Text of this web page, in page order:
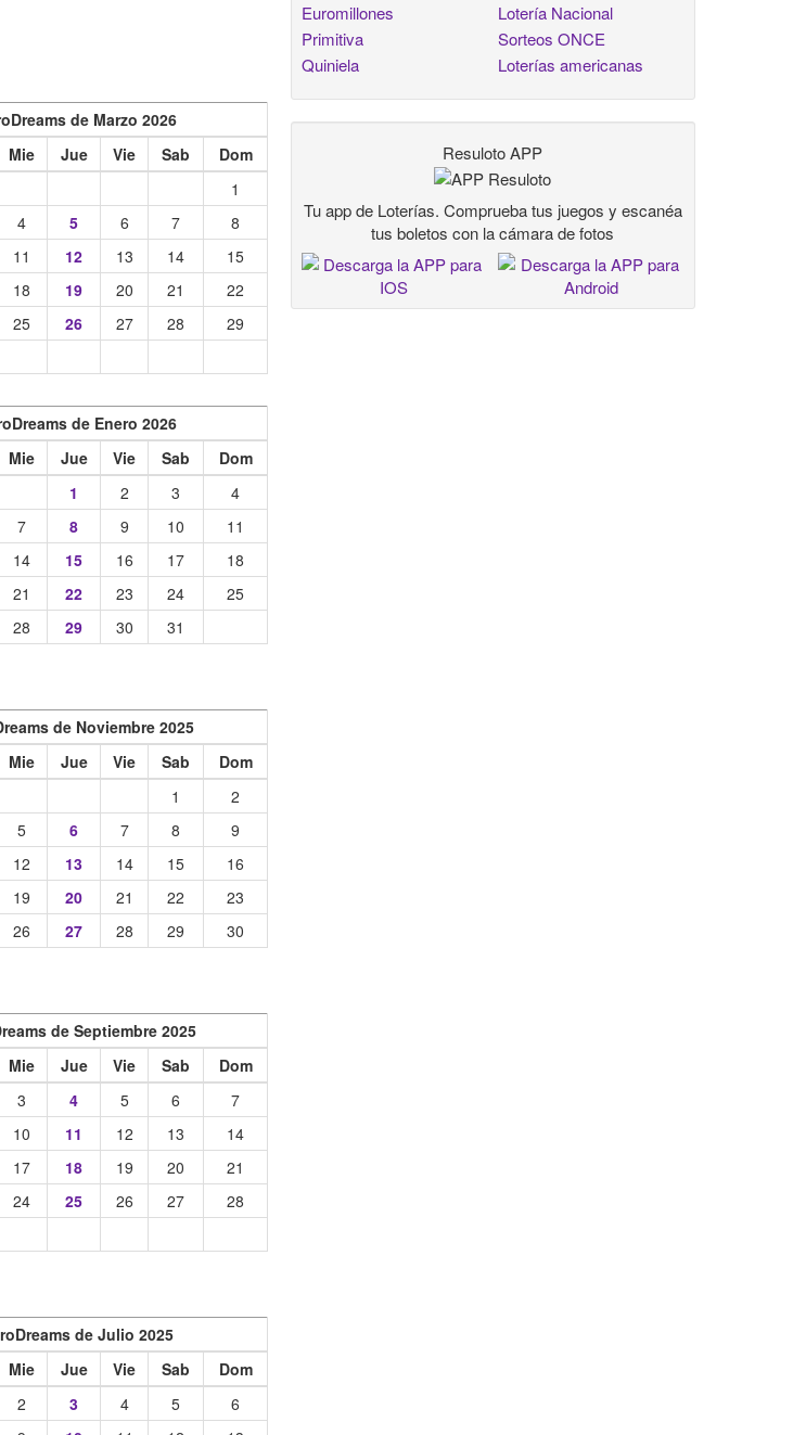
de Marzo 2026
Mie Jue Vie Sab
Dom
1
4 5 6 7
8
11 12 13 14
15
18 19 20 21
22
25 26 27 28
29
de Enero 2026
Mie Jue Vie Sab
Dom
1
2 3
4
7 8 9 10
11
14 15 16 17
18
21 22 23 24
25
28 29 30 31
de Noviembre 2025
Mie Jue Vie Sab
Dom
1
2
5 6 7 8
9
12 13 14 15
16
19 20 21 22
23
26 27 28 29 30
de Septiembre 2025
Mie Jue Vie Sab
Dom
3 4 5 6
7
10 11 12 13
14
17 18 19 20
21
24 25 26 27
28
de Julio 2025
Mie Jue Vie Sab
Dom
2 3 4 5
6
Euromillones
Primitiva
Quiniela
Lotería Nacional
Sorteos ONCE
Loterías americanas
Resuloto APP
Tu app de Loterías. Comprueba tus juegos y escanéa
tus boletos con la cámara de fotos